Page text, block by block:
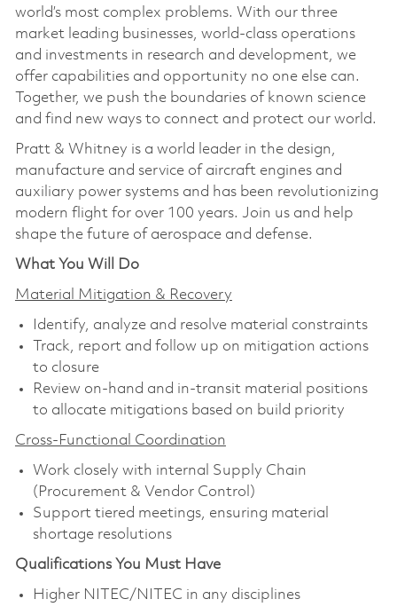
world’s most complex problems. With our three
market leading businesses, world-class operations
and investments in research and development, we
offer capabilities and opportunity no one else can.
Together, we push the boundaries of known science
and find new ways to connect and protect our world.
Pratt & Whitney is a world leader in the design,
manufacture and service of aircraft engines and
auxiliary power systems and has been revolutionizing
modern flight for over 100 years. Join us and help
shape the future of aerospace and defense.
What You Will Do
Material Mitigation & Recovery
Identify, analyze and resolve material constraints
Track, report and follow up on mitigation actions
to closure
Review on-hand and in-transit material positions
to allocate mitigations based on build priority
Cross-Functional Coordination
Work closely with internal Supply Chain
(Procurement & Vendor Control)
Support tiered meetings, ensuring material
shortage resolutions
Qualifications You Must Have
Higher NITEC/NITEC in any disciplines